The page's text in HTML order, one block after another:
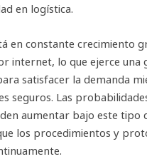
en logística.
en constante crecimiento
internet, lo que ejerce una
satisfacer la demanda
seguros. Las
aumentar bajo este tipo
los procedimientos y